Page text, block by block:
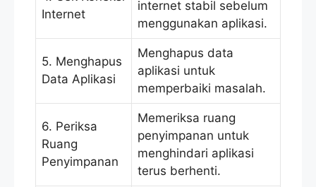
Internet
internet stabil sebelum
menggunakan aplikasi.
5. Menghapus
Data Aplikasi
Menghapus data
aplikasi untuk
memperbaiki masalah.
6. Periksa
Ruang
Penyimpanan
Memeriksa ruang
penyimpanan untuk
menghindari aplikasi
terus berhenti.